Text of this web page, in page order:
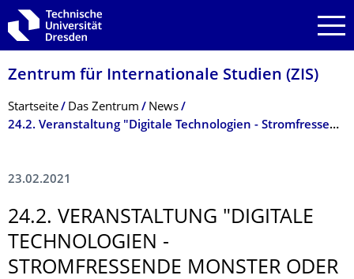
Zur Hauptnavigation springen
Zur Suche springen
Zum Inhalt springen
Zentrum für Internationale Studien (ZIS)
Breadcrumb-Menü
Startseite Das Zentrum
News
24.2. Veranstaltung "Digitale Technologien - Stromfressende Monster oder nützliche Helfer im Kampf gegen den Klimawandel?"
23.02.2021
24.2. VERANSTALTUNG "DIGITALE
TECHNOLOGIEN -
STROMFRESSENDE MONSTER ODER